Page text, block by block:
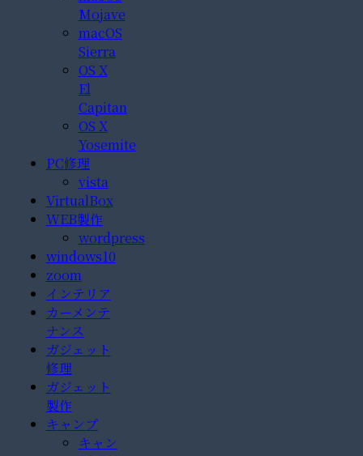
Mojave
macOS
Sierra
OS X
El
Capitan
OS X
Yosemite
PC修理
vista
VirtualBox
WEB製作
wordpress
windows10
zoom
インテリア
カーメンテ
ナンス
ガジェット
修理
ガジェット
製作
キャンプ
キャン